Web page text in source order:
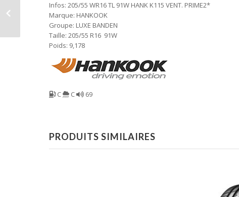
Infos: 205/55 WR16 TL 91W HANK K115 VENT. PRIME2*
Marque: HANKOOK
Groupe: LUXE BANDEN
Taille: 205/55 R16 91W
Poids: 9,178
C C 69
PRODUITS SIMILAIRES